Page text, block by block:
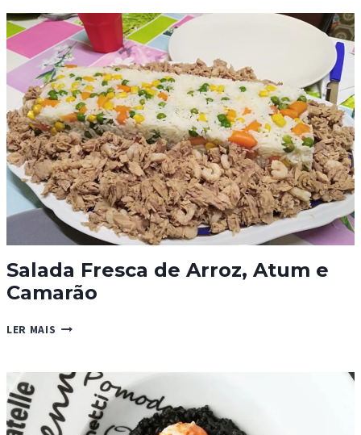
DE
CAMARÃO
E
MANGA
Salada Fresca de Arroz, Atum e
Camarão
LER MAIS SALADA
ARROZ,
ATUM
E
CAMARÃO